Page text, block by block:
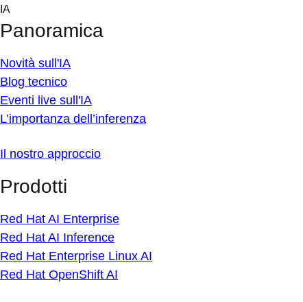
Skip
content
IA
Panoramica
Novità sull'IA
Blog tecnico
Eventi live sull'IA
L’importanza dell’inferenza
Il nostro approccio
Prodotti
Red Hat AI Enterprise
Red Hat AI Inference
Red Hat Enterprise Linux AI
Red Hat OpenShift AI